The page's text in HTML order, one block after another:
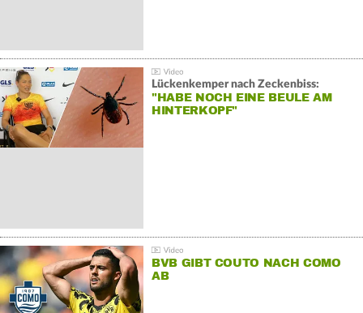
Lückenkemper nach Zeckenbiss:
"HABE NOCH EINE BEULE AM
HINTERKOPF"
BVB GIBT COUTO NACH COMO
AB